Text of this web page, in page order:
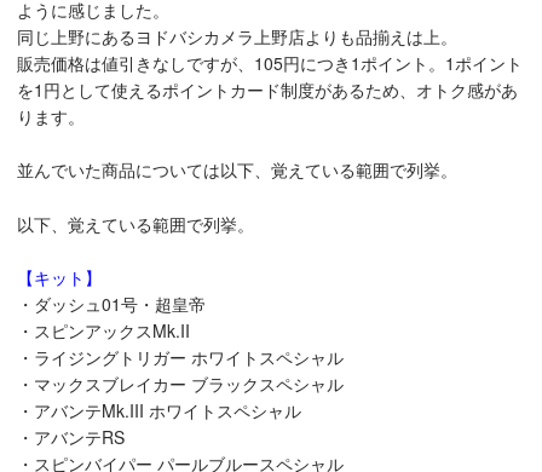
ように感じました。
同じ上野にあるヨドバシカメラ上野店よりも品揃えは上。
販売価格は値引きなしですが、105円につき1ポイント。1ポイント
を1円として使えるポイントカード制度があるため、オトク感があ
ります。
並んでいた商品については以下、覚えている範囲で列挙。
以下、覚えている範囲で列挙。
【キット】
・ダッシュ01号・超皇帝
・スピンアックスMk.II
・ライジングトリガー ホワイトスペシャル
・マックスブレイカー ブラックスペシャル
・アバンテMk.III ホワイトスペシャル
・アバンテRS
・スピンバイパー パールブルースペシャル